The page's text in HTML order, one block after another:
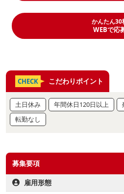
かんたん30
WEBで応
CHECK こだわりポイント
土日休み 年間休日120日以上
転勤なし
募集要項
雇用形態